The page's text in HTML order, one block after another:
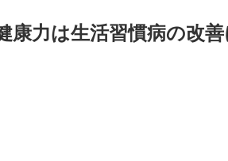
康力は生活習慣病の改